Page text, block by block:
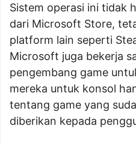
Sistem operasi ini tidak
dari Microsoft Store,
platform lain seperti
Microsoft juga bekerja
pengembang game
mereka untuk konsol
tentang game yang
diberikan kepada